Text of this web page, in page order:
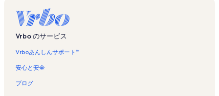
ー
シ
ン
ン
タ
の
オ
ア
バ
ー
シ
ン
ド
の
ケ
シ
ョ
レ
Vrbo のサービス
Vrboあんしんサポート™
安心と安全
ブログ